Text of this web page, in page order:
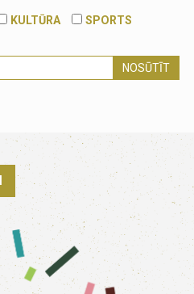
KULTŪRA
SPORTS
NOSŪTĪT